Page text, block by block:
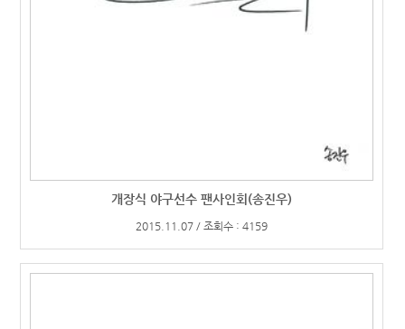
개장식 야구선수 팬사인회(송진우)
2015.11.07 / 조회수 : 4159